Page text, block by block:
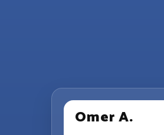
Omer A.